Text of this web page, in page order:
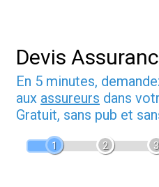
Devis
En 5 minutes,
aux assureurs dans
Gratuit, sans pub et
1 2 3